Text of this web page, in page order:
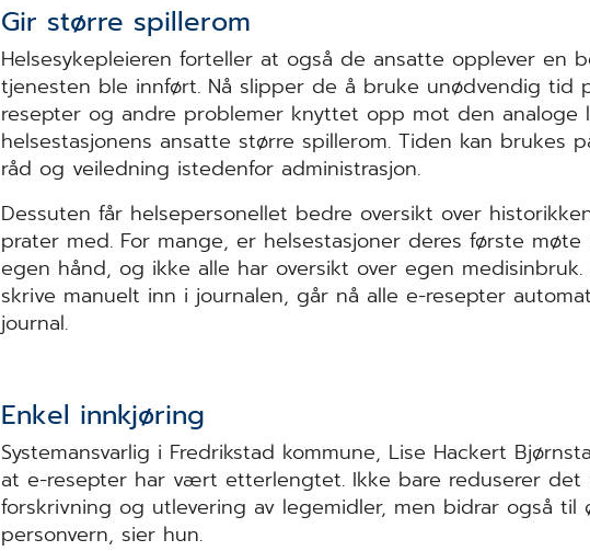
Gir større spillerom
Helsesykepleieren forteller at også de ansatte opplever en
tjenesten ble innført. Nå slipper de å bruke unødvendig tid
resepter og andre problemer knyttet opp mot den analoge
helsestasjonens ansatte større spillerom. Tiden kan brukes
råd og veiledning istedenfor administrasjon.
Dessuten får helsepersonellet bedre oversikt over
prater med. For mange, er helsestasjoner deres første
egen hånd, og ikke alle har oversikt over egen
skrive manuelt inn i journalen, går nå alle e-resepter
journal.
Enkel innkjøring
Systemansvarlig i Fredrikstad kommune, Lise Hackert
at e-resepter har vært etterlengtet. Ikke bare reduserer det
forskrivning og utlevering av legemidler, men bidrar også
personvern, sier hun.